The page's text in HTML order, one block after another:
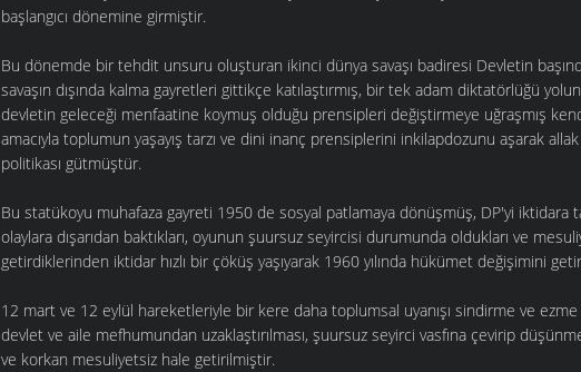
başlangıcı dönemine girmiştir.
Bu dönemde bir tehdit unsuru oluşturan ikinci dünya savaşı badiresi Devletin
savaşın dışında kalma gayretleri gittikçe katılaştırmış, bir tek adam diktatörlüğü
devletin geleceği menfaatine koymuş olduğu prensipleri değiştirmeye uğraşmış
amacıyla toplumun yaşayış tarzı ve dini inanç prensiplerini inkilapdozunu aşarak
politikası gütmüştür.
Bu statükoyu muhafaza gayreti 1950 de sosyal patlamaya dönüşmüş, DP'yi iktidara
olaylara dışarıdan baktıkları, oyunun şuursuz seyircisi durumunda oldukları ve
getirdiklerinden iktidar hızlı bir çöküş yaşıyarak 1960 yılında hükümet değişimini
12 mart ve 12 eylül hareketleriyle bir kere daha toplumsal uyanışı sindirme ve
devlet ve aile mefhumundan uzaklaştırılması, şuursuz seyirci vasfına çevirip
ve korkan mesuliyetsiz hale getirilmiştir.